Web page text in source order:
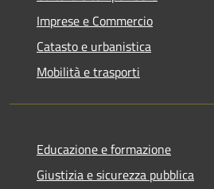
Imprese e Commercio
Catasto e urbanistica
Mobilità e trasporti
Educazione e formazione
Giustizia e sicurezza pubblica